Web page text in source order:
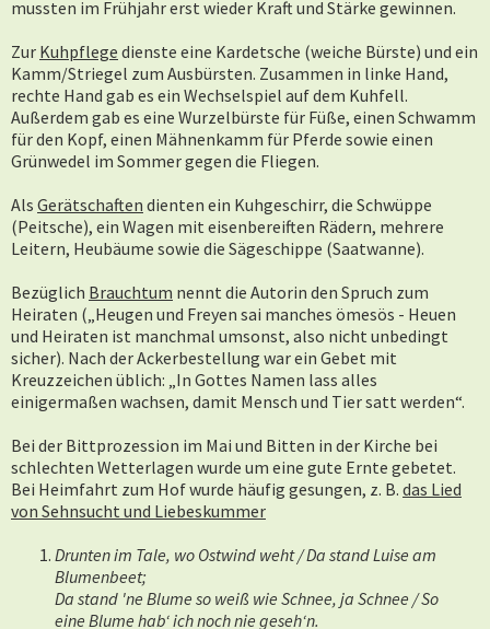
mussten im Frühjahr erst wieder Kraft und Stärke gewinnen.
Zur Kuhpflege dienste eine Kardetsche (weiche Bürste) und ein
Kamm/Striegel zum Ausbürsten. Zusammen in linke Hand,
rechte Hand gab es ein Wechselspiel auf dem Kuhfell.
Außerdem gab es eine Wurzelbürste für Füße, einen Schwamm
für den Kopf, einen Mähnenkamm für Pferde sowie einen
Grünwedel im Sommer gegen die Fliegen.
Als Gerätschaften dienten ein Kuhgeschirr, die Schwüppe
(Peitsche), ein Wagen mit eisenbereiften Rädern, mehrere
Leitern, Heubäume sowie die Sägeschippe (Saatwanne).
Bezüglich Brauchtum nennt die Autorin den Spruch zum
Heiraten („Heugen und Freyen sai manches ömesös - Heuen
und Heiraten ist manchmal umsonst, also nicht unbedingt
sicher). Nach der Ackerbestellung war ein Gebet mit
Kreuzzeichen üblich: „In Gottes Namen lass alles
einigermaßen wachsen, damit Mensch und Tier satt werden“.
Bei der Bittprozession im Mai und Bitten in der Kirche bei
schlechten Wetterlagen wurde um eine gute Ernte gebetet.
Bei Heimfahrt zum Hof wurde häufig gesungen, z. B. das Lied
von Sehnsucht und Liebeskummer
Drunten im Tale, wo Ostwind weht / Da stand Luise am
Blumenbeet;
Da stand 'ne Blume so weiß wie Schnee, ja Schnee / So
eine Blume hab‘ ich noch nie geseh‘n.